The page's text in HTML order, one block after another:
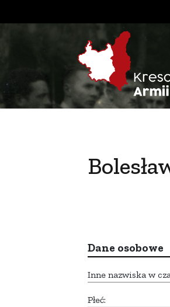
Dane osobowe
Inne nazwiska w
Płeć: